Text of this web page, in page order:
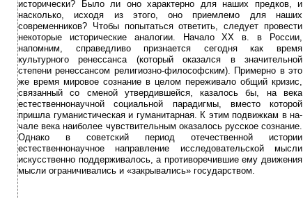
исторически? Было ли оно характерно для наших предков, и
насколько, исходя из этого, оно приемлемо для наших
современников? Чтобы попытаться ответить, следует провести
некоторые исторические аналогии. Начало ХХ в. в России,
напомним, справедливо признается сегодня как время
культурного ренессанса (который оказался в значительной
степени ренессансом религиозно-философским). Примерно в это
же время мировое сознание в целом переживало общий кризис,
связанный со сменой утвердившейся, казалось бы, на века
естественнонаучной социальной парадигмы, вместо которой
пришла гуманистическая и гуманитарная. К этим подвижкам в на-
чале века наиболее чувствительным оказалось русское сознание.
Однако в советский период отечественной истории
естественнонаучное направление исследовательской мысли
искусственно поддерживалось, а противоречившие ему движения
мысли ограничивались и «закрывались» государством.